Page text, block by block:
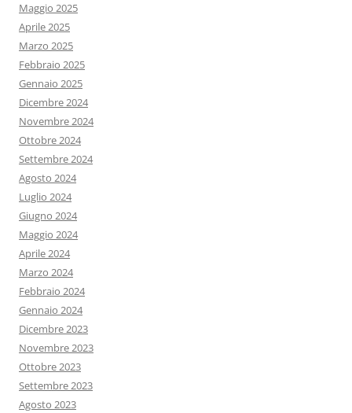
Maggio 2025
Aprile 2025
Marzo 2025
Febbraio 2025
Gennaio 2025
Dicembre 2024
Novembre 2024
Ottobre 2024
Settembre 2024
Agosto 2024
Luglio 2024
Giugno 2024
Maggio 2024
Aprile 2024
Marzo 2024
Febbraio 2024
Gennaio 2024
Dicembre 2023
Novembre 2023
Ottobre 2023
Settembre 2023
Agosto 2023